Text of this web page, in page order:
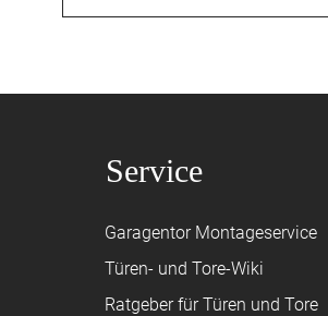
Service
Garagentor Montageservice
Türen- und Tore-Wiki
Ratgeber für Türen und Tore